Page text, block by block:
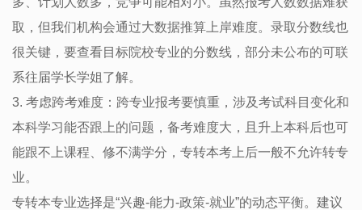
取，但我们机构会通过大数据推算上岸难度。录取分数线也
很关键，要查看目标院校专业的分数线，部分未公布的可联
系往届学长学姐了解。
3. 考虑跨考难度：跨专业报考要慎重，涉及考试科目变化和
本科学习能否跟上的问题，备考难度大，且升上本科后也可
能跟不上课程、修不满学分，专转本考上后一般不允许转专
业。
专转本专业选择是“兴趣-能力-政策-就业”的动态平衡。建议